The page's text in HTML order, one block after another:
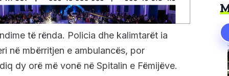
të rënda. Policia dhe kalimtarët ia
në mbërritjen e ambulancës, por
dy orë më vonë në Spitalin e Fëmijëve.